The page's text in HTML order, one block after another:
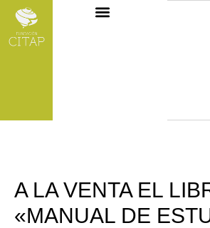
A LA VENTA EL
«MANUAL DE